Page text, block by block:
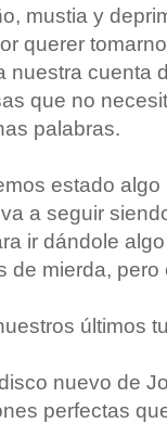
mustia y
querer
nuestra cuenta
que no
palabras.
estado
a seguir
ir dándole
de mierda,
últimos
nuevo de
perfectas